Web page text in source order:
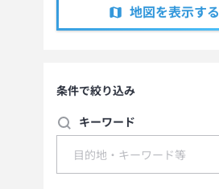
地図を表示する
条件で絞り込み
キーワード